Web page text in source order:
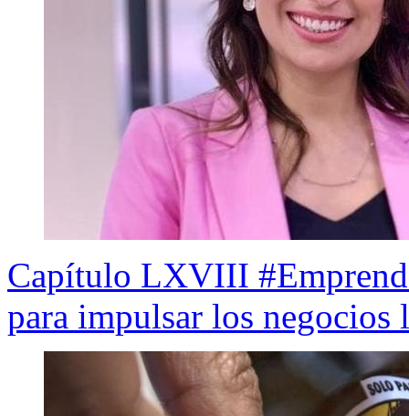
Capítulo LXVIII
para impulsar los negocios